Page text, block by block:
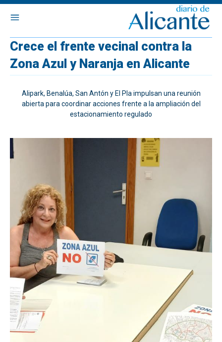
Crece el frente vecinal contra la
Zona Azul y Naranja en Alicante
Alipark, Benalúa, San Antón y El Pla impulsan una reunión
abierta para coordinar acciones frente a la ampliación del
estacionamiento regulado